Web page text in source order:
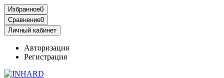
Избранное0
Сравнение0
Личный кабинет
Авторизация
Регистрация